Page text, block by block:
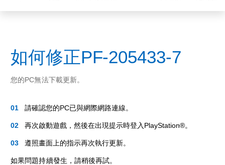
如何修正PF-205433-7
您的PC無法下載更新。
請確認您的PC已與網際網路連線。
再次啟動遊戲，然後在出現提示時登入PlayStation®。
遵照畫面上的指示再次執行更新。
如果問題持續發生，請稍後再試。